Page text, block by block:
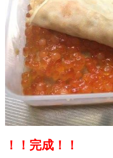
！！完成！！